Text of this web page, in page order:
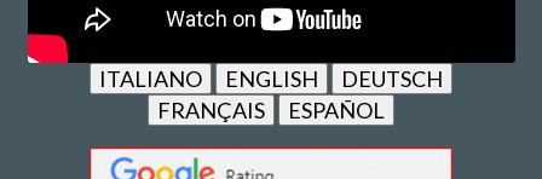
ITALIANO ENGLISH
DEUTSCH
FRANÇAIS
ESPAÑOL